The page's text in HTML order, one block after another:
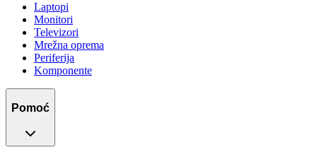
Laptopi
Monitori
Televizori
Mrežna oprema
Periferija
Komponente
Pomoć